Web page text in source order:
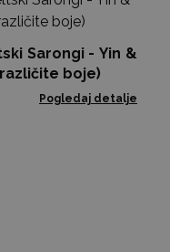
Sarongi - Yin &
boje)
Pogledaj detalje